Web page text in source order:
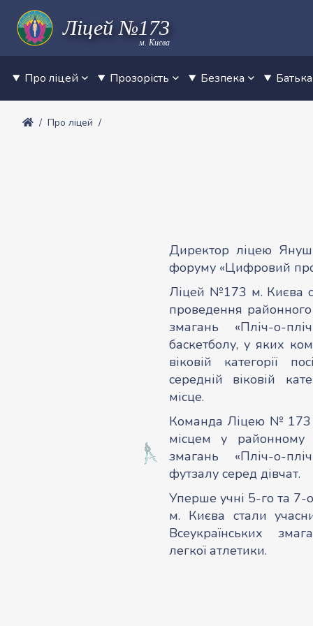
м. Києва
Про ліцей Прозорість Безпека
Про ліцей
Директор ліцею Януш
форуму «Цифровий
Ліцей №173 м. Києва
проведення
змагань «Пліч-о-
баскетболу, у яких
віковій категорії
середній віковій
місце.
Команда Ліцею № 173
місцем у районному
змагань «Пліч-о-
футзалу серед дівчат.
Уперше учні 5-го та
м. Києва стали
Всеукраїнських
легкої атлетики.